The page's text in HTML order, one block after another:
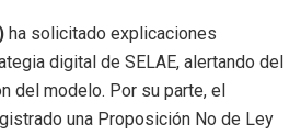
ha solicitado explicaciones
digital de SELAE, alertando del
del modelo. Por su parte, el
una Proposición No de Ley